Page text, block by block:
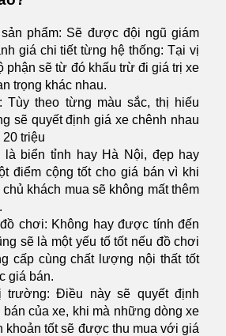
phẩm: Sẽ được đội ngũ giám
giá chi tiết từng hệ thống: Tại vị
phận sẽ từ đó khấu trừ đi giá trị xe
trọng khác nhau.
Tùy theo từng màu sắc, thị hiếu
sẽ quyết định giá xe chênh nhau
20 triệu
là biển tỉnh hay Hà Nội, đẹp hay
điểm cộng tốt cho giá bán vì khi
khách mua sẽ không mất thêm
chơi: Không hay được tính đến
sẽ là một yếu tố tốt nếu đồ chơi
cấp cùng chất lượng nội thất tốt
giá bán.
trường: Điều này sẽ quyết định
của xe, khi mà những dòng xe
khoản tốt sẽ được thu mua với giá